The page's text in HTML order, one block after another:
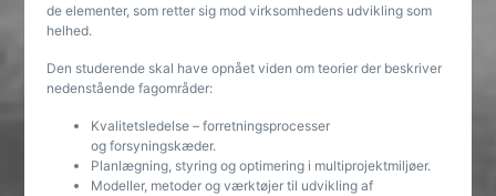
de elementer, som retter sig mod virksomhedens udvikling som
helhed.
Den studerende skal have opnået viden om teorier der beskriver
nedenstående fagområder:
Kvalitetsledelse – forretningsprocesser
og forsyningskæder.
Planlægning, styring og optimering i multiprojektmiljøer.
Modeller, metoder og værktøjer til udvikling af